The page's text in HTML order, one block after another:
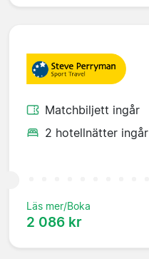
Matchbiljett ingår
2 hotellnätter ingår
Läs mer/Boka
2 086 kr